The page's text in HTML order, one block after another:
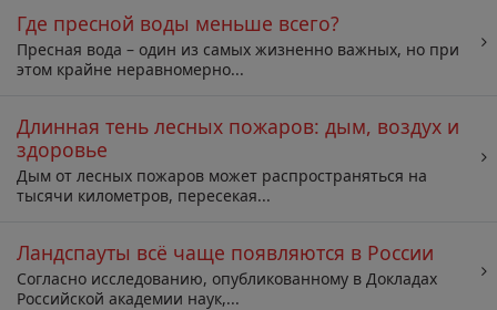
Где пресной воды меньше всего?
Пресная вода – один из самых жизненно важных, но при
этом крайне неравномерно...
Длинная тень лесных пожаров: дым, воздух и
здоровье
Дым от лесных пожаров может распространяться на
тысячи километров, пересекая...
Ландспауты всё чаще появляются в России
Согласно исследованию, опубликованному в Докладах
Российской академии наук,...